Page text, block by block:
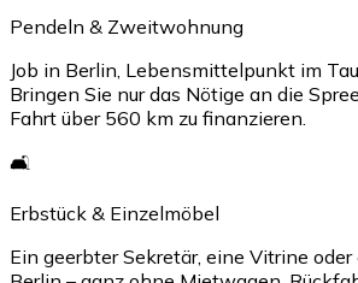
Pendeln & Zweitwohnung
Job in Berlin, Lebensmittelpunkt im
Bringen Sie nur das Nötige an die
Fahrt über 560 km zu finanzieren.
🛋️
Erbstück & Einzelmöbel
Ein geerbter Sekretär, eine Vitrine